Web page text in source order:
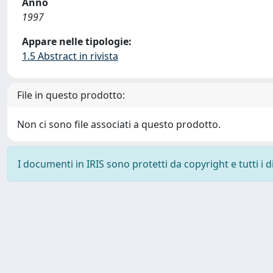
1997
Appare nelle tipologie:
1.5 Abstract in rivista
File in questo prodotto:
Non ci sono file associati a questo prodotto.
I documenti in IRIS sono protetti da copyright e tutti i